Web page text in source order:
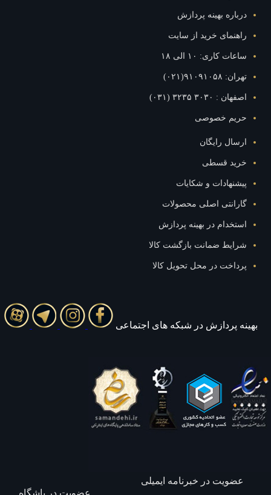
درباره بهینه پردازش
راهنمای خرید از سایت
ساعات کاری: ۱۰ الی ۱۸
تهران: ۹۱۰۹۱۰۵۸(۰۲۱)
اصفهان : ۳۰۳۰ ۳۲۳۵ (۰۳۱)
حریم خصوصی
ارسال رایگان
خرید قسطی
پیشنهادات و شکایات
گارانتی اصلی محصولات
استخدام در بهینه پردازش
شرایط ضمانت بازگشت کالا
پرداخت در محل تحویل کالا
بهينه پردازش در شبکه های اجتماعی
عضویت در خبرنامه ایمیلی